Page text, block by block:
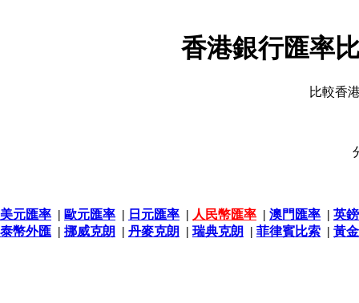
香港銀行匯率
比較香
美元匯率 | 歐元匯率 | 日元匯率 | 人民幣匯率 | 澳門匯率 | 英
泰幣外匯 | 挪威克朗 | 丹麥克朗 | 瑞典克朗 | 菲律賓比索 | 黃